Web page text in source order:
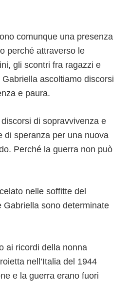
comunque una presenza
perché attraverso le
gli scontri fra ragazzi e
Gabriella ascoltiamo discorsi
e paura.
di sopravvivenza e
di speranza per una nuova
Perché la guerra non può
nelle soffitte del
Gabriella sono determinate
ai ricordi della nonna
nell’Italia del 1944
e la guerra erano fuori